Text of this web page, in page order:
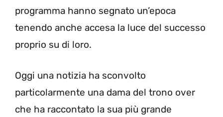
programma hanno segnato un’epoca
tenendo anche accesa la luce del successo
proprio su di loro.
Oggi una notizia ha sconvolto
particolarmente una dama del trono over
che ha raccontato la sua più grande